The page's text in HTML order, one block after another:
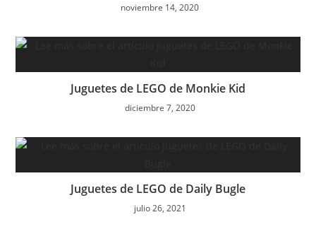
noviembre 14, 2020
Juguetes de LEGO de Monkie Kid
diciembre 7, 2020
Juguetes de LEGO de Daily Bugle
julio 26, 2021